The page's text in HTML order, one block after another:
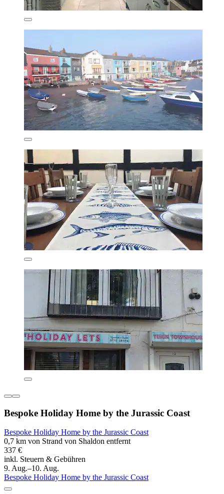
Bespoke Holiday Home by the Jurassic Coast
Bespoke Holiday Home by the Jurassic Coast
0,7 km von Strand von Shaldon entfernt
337 €
inkl. Steuern & Gebühren
9. Aug.–10. Aug.
Bespoke Holiday Home by the Jurassic Coast